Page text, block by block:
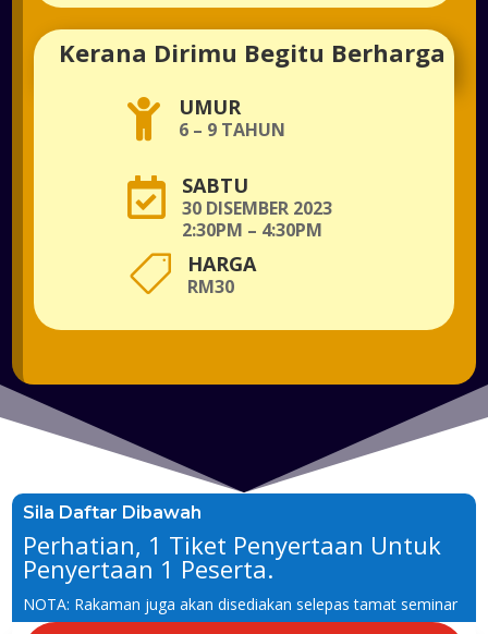
Kerana Dirimu Begitu Berharga
 UMUR
6 – 9 TAHUN
 SABTU
30 DISEMBER 2023
2:30PM – 4:30PM
 HARGA
RM30
Sila Daftar Dibawah
Perhatian, 1 Tiket Penyertaan Untuk
Penyertaan 1 Peserta.
NOTA: Rakaman juga akan disediakan selepas tamat seminar